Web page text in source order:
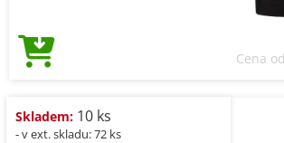
Cena od
Skladem: 10 ks
- v ext. skladu: 72 ks